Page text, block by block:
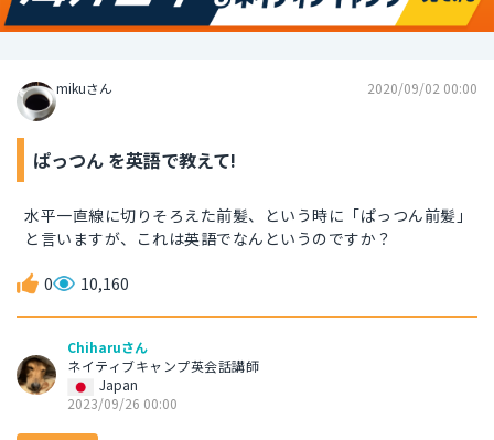
mikuさん 2020/09/02 00:00
ぱっつん を英語で教えて!
水平一直線に切りそろえた前髪、という時に「ぱっつん前髪」
と言いますが、これは英語でなんというのですか？
0 10,160
Chiharuさん
ネイティブキャンプ英会話講師
Japan
2023/09/26 00:00